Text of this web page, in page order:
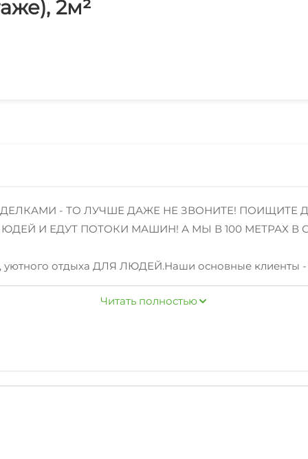
2м²
- ТО ЛУЧШЕ ДАЖЕ НЕ ЗВОНИТЕ! ПОИЩИТЕ
И ЕДУТ ПОТОКИ МАШИН! А МЫ В 100 МЕТРАХ В
отдыха ДЛЯ ЛЮДЕЙ.Наши основные клиенты -
- это центральная аллея Кабардинки. Так же за
Читать полностью